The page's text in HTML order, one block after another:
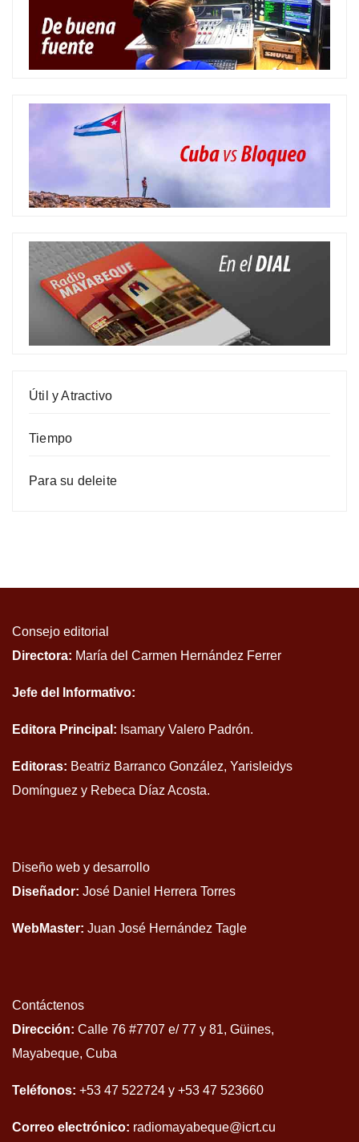
Útil y Atractivo
Tiempo
Para su deleite
Consejo editorial
Directora: María del Carmen Hernández Ferrer
Jefe del Informativo:
Editora Principal: Isamary Valero Padrón.
Editoras: Beatriz Barranco González, Yarisleidys
Domínguez y Rebeca Díaz Acosta.
Diseño web y desarrollo
Diseñador: José Daniel Herrera Torres
WebMaster: Juan José Hernández Tagle
Contáctenos
Dirección: Calle 76 #7707 e/ 77 y 81, Güines,
Mayabeque, Cuba
Teléfonos: +53 47 522724 y +53 47 523660
Correo electrónico: radiomayabeque@icrt.cu